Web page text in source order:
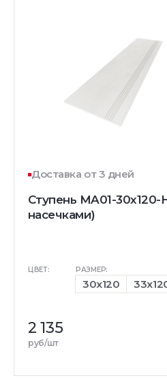
Доставка от 3 дней
Ступень MA01-30x120-
насечками)
ЦВЕТ: РАЗМЕР:
30x120
2 135
руб/шт